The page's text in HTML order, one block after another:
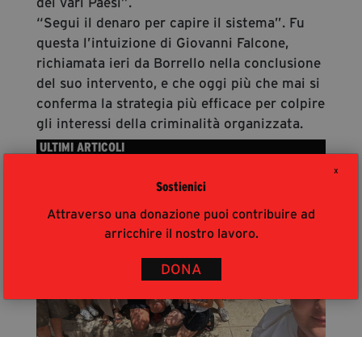
X
Sostienici
Attraverso una donazione puoi contribuire ad
arricchire il nostro lavoro.
DONA
“Segui il denaro per capire il sistema”. Fu
questa l’intuizione di Giovanni Falcone,
richiamata ieri da Borrello nella conclusione
del suo intervento, e che oggi più che mai si
conferma la strategia più efficace per colpire
gli interessi della criminalità organizzata.
ULTIMI ARTICOLI